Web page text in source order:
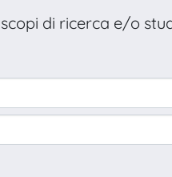
di ricerca e/o